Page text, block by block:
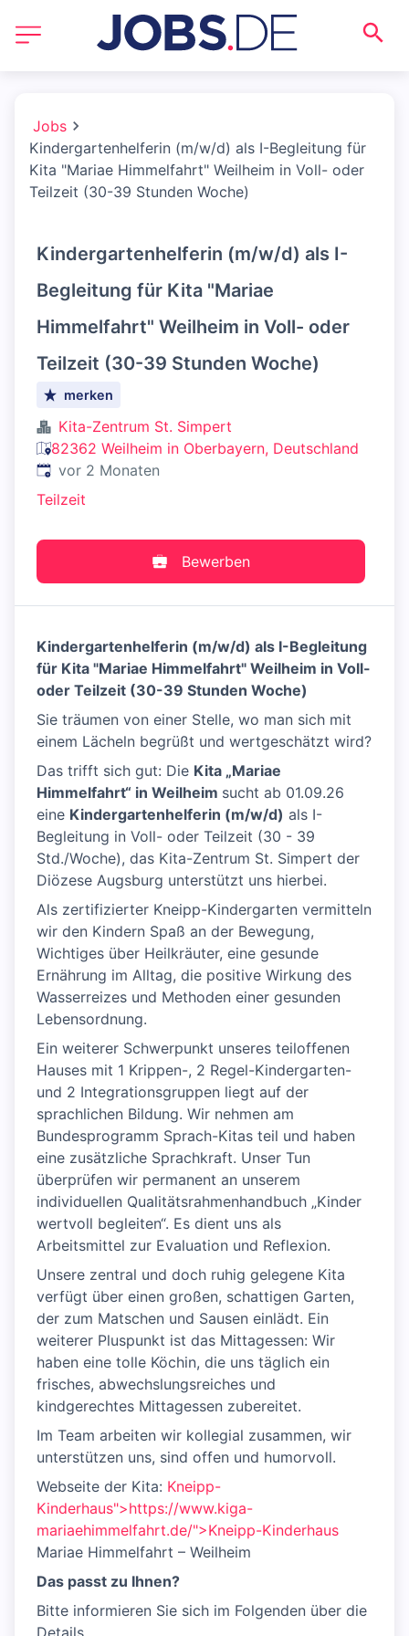
Jobs
Kindergartenhelferin (m/w/d) als I-Begleitung für
Kita "Mariae Himmelfahrt" Weilheim in Voll- oder
Teilzeit (30-39 Stunden Woche)
Kindergartenhelferin (m/w/d) als I-
Begleitung für Kita "Mariae
Himmelfahrt" Weilheim in Voll- oder
Teilzeit (30-39 Stunden Woche)
merken
Kita-Zentrum St. Simpert
82362 Weilheim in Oberbayern, Deutschland
Veröffentlicht:
vor 2 Monaten
Teilzeit
Bewerben
Kindergartenhelferin (m/w/d) als I-Begleitung
für Kita "Mariae Himmelfahrt" Weilheim in Voll-
oder Teilzeit (30-39 Stunden Woche)
Sie träumen von einer Stelle, wo man sich mit
einem Lächeln begrüßt und wertgeschätzt wird?
Das trifft sich gut: Die Kita „Mariae
Himmelfahrt“ in Weilheim sucht ab 01.09.26
eine Kindergartenhelferin (m/w/d) als I-
Begleitung in Voll- oder Teilzeit (30 - 39
Std./Woche), das Kita-Zentrum St. Simpert der
Diözese Augsburg unterstützt uns hierbei.
Als zertifizierter Kneipp-Kindergarten vermitteln
wir den Kindern Spaß an der Bewegung,
Wichtiges über Heilkräuter, eine gesunde
Ernährung im Alltag, die positive Wirkung des
Wasserreizes und Methoden einer gesunden
Lebensordnung.
Ein weiterer Schwerpunkt unseres teiloffenen
Hauses mit 1 Krippen-, 2 Regel-Kindergarten-
und 2 Integrationsgruppen liegt auf der
sprachlichen Bildung. Wir nehmen am
Bundesprogramm Sprach-Kitas teil und haben
eine zusätzliche Sprachkraft. Unser Tun
überprüfen wir permanent an unserem
individuellen Qualitätsrahmenhandbuch „Kinder
wertvoll begleiten“. Es dient uns als
Arbeitsmittel zur Evaluation und Reflexion.
Unsere zentral und doch ruhig gelegene Kita
verfügt über einen großen, schattigen Garten,
der zum Matschen und Sausen einlädt. Ein
weiterer Pluspunkt ist das Mittagessen: Wir
haben eine tolle Köchin, die uns täglich ein
frisches, abwechslungsreiches und
kindgerechtes Mittagessen zubereitet.
Im Team arbeiten wir kollegial zusammen, wir
unterstützen uns, sind offen und humorvoll.
Webseite der Kita: Kneipp-
Kinderhaus">https://www.kiga-
mariaehimmelfahrt.de/">Kneipp-Kinderhaus
Mariae Himmelfahrt – Weilheim
Das passt zu Ihnen?
Bitte informieren Sie sich im Folgenden über die
Details.